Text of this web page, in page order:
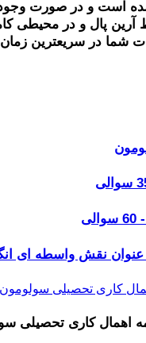
است و در صورت
آرین پال و در محیطی
شما در سریعترین
با عنوان نقش واسطه
کاری تحصیلی سولومون
اهمال کاری تحصیلی